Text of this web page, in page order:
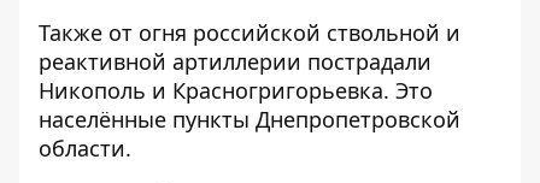
Также от огня российской ствольной и
реактивной артиллерии пострадали
Никополь и Красногригорьевка. Это
населённые пункты Днепропетровской
области.